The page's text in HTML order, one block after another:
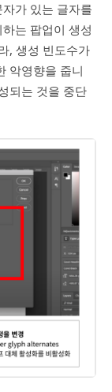
가 있는 글자를
는 팝업이 생성
, 생성 빈도수가
악영향을 줍니
되는 것을 중단